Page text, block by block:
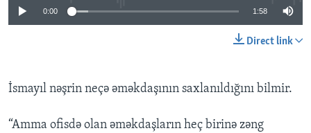
0:00 1:58
Direct link
İsmayıl nəşrin neçə əməkdaşının saxlanıldığını bilmir.
“Amma ofisdə olan əməkdaşların heç birinə zəng